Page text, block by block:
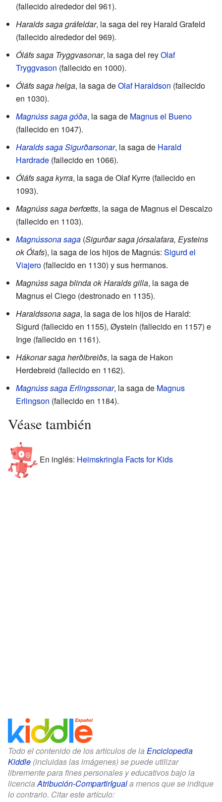
(fallecido alrededor del 961).
Haralds saga gráfeldar, la saga del rey Harald Grafeld
(fallecido alrededor del 969).
Óláfs saga Tryggvasonar, la saga del reyOlaf
Tryggvason (fallecido en 1000).
Óláfs saga helga, la saga deOlaf Haraldson (fallecido
en 1030).
Magnúss saga góða, la saga de Magnus el Bueno
(fallecido en 1047).
Haralds saga Sigurðarsonar, la saga de Harald
Hardrade (fallecido en 1066).
Óláfs saga kyrra, la saga de Olaf Kyrre (fallecido en
1093).
Magnúss saga berfœtts, la saga de Magnus el Descalzo
(fallecido en 1103).
Magnússona saga (Sigurðar saga jórsalafara, Eysteins
ok Ólafs), la saga de los hijos de Magnús: Sigurd el
Viajero (fallecido en 1130) y sus hermanos.
Magnúss saga blinda ok Haralds gilla, la saga de
Magnus el Ciego (destronado en 1135).
Haraldssona saga, la saga de los hijos de Harald:
Sigurd (fallecido en 1155), Øystein (fallecido en 1157) e
Inge (fallecido en 1161).
Hákonar saga herðibreiðs, la saga de Hakon
Herdebreid (fallecido en 1162).
Magnúss saga Erlingssonar, la saga de Magnus
Erlingson (fallecido en 1184).
Véase también
En inglés: Heimskringla Facts for Kids
Todo el contenido de los artículos de la Enciclopedia
Kiddle (incluidas las imágenes) se puede utilizar
libremente para fines personales y educativos bajo la
licenciaAtribución-CompartirIguala menos que se indique
lo contrario. Citar este artículo: